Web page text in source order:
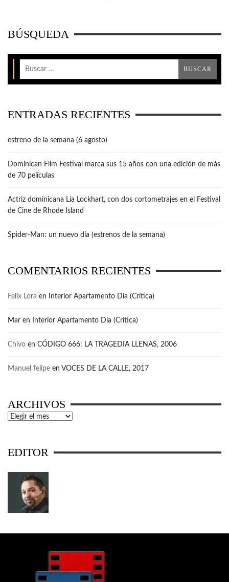
BÚSQUEDA
ENTRADAS RECIENTES
estreno de la semana (6 agosto)
Dominican Film Festival marca sus 15 años con una edición de más
de 70 películas
Actriz dominicana Lía Lockhart, con dos cortometrajes en el Festival
de Cine de Rhode Island
Spider-Man: un nuevo día (estrenos de la semana)
COMENTARIOS RECIENTES
Felix Lora en Interior Apartamento Día (Crítica)
Mar en Interior Apartamento Día (Crítica)
Chivo en CÓDIGO 666: LA TRAGEDIA LLENAS, 2006
Manuel felipe en VOCES DE LA CALLE, 2017
ARCHIVOS
Archivos
EDITOR